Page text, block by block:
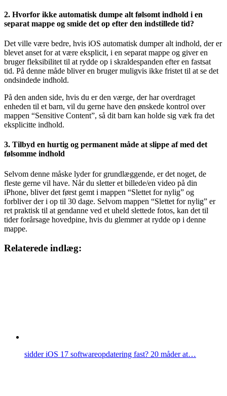
2. Hvorfor ikke automatisk dumpe alt følsomt indhold i en
separat mappe og smide det op efter den indstillede tid?
Det ville være bedre, hvis iOS automatisk dumper alt indhold, der er
blevet anset for at være eksplicit, i en separat mappe og giver en
bruger fleksibilitet til at rydde op i skraldespanden efter en fastsat
tid. På denne måde bliver en bruger muligvis ikke fristet til at se det
ondsindede indhold.
På den anden side, hvis du er den værge, der har overdraget
enheden til et barn, vil du gerne have den ønskede kontrol over
mappen “Sensitive Content”, så dit barn kan holde sig væk fra det
eksplicitte indhold.
3. Tilbyd en hurtig og permanent måde at slippe af med det
følsomme indhold
Selvom denne måske lyder for grundlæggende, er det noget, de
fleste gerne vil have. Når du sletter et billede/en video på din
iPhone, bliver det først gemt i mappen “Slettet for nylig” og
forbliver der i op til 30 dage. Selvom mappen “Slettet for nylig” er
ret praktisk til at gendanne ved et uheld slettede fotos, kan det til
tider forårsage hovedpine, hvis du glemmer at rydde op i denne
mappe.
Relaterede indlæg:
sidder iOS 17 softwareopdatering fast? 20 måder at…